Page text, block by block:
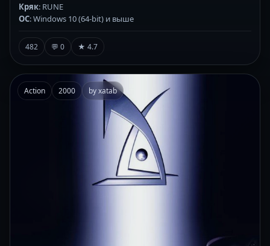
Кряк: RUNE
ОС: Windows 10 (64-bit) и выше
482 💬 0 ★ 4.7
Action 2000 by xatab